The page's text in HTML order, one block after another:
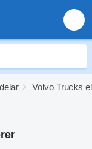
Volvo Trucks